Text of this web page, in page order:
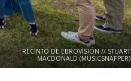
RECINTO DE EBROVISIÓN // STUART
MACDONALD (MUSICSNAPPER)